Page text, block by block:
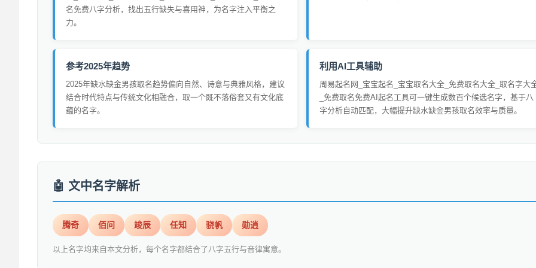
名免费八字分析，找出五行缺失与喜用神，为名字注入平衡之
力。
参考2025年趋势
2025年缺水缺金男孩取名趋势偏向自然、诗意与典雅风格，建议
结合时代特点与传统文化相融合，取一个既不落俗套又有文化底
蕴的名字。
利用AI工具辅助
周易起名网_宝宝起名_宝宝取名大全_免费取名大全_取名字大
_免费取名免费AI起名工具可一键生成数百个候选名字，基于八
字分析自动匹配，大幅提升缺水缺金男孩取名效率与质量。
文中名字解析
腾奇 佰问 竣辰 任知 骁帆 勋逍
以上名字均来自本文分析，每个名字都结合了八字五行与音律寓意。